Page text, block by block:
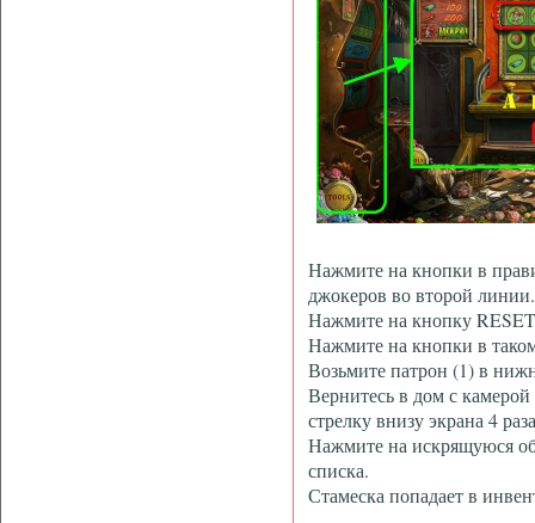
Нажмите на кнопки в
джокеров во второй линии.
Нажмите на кнопку
Нажмите на кнопки в
Возьмите патрон (1) в
Вернитесь в дом с
стрелку внизу экрана 4
Нажмите на искрящуюся
списка.
Стамеска попадает в